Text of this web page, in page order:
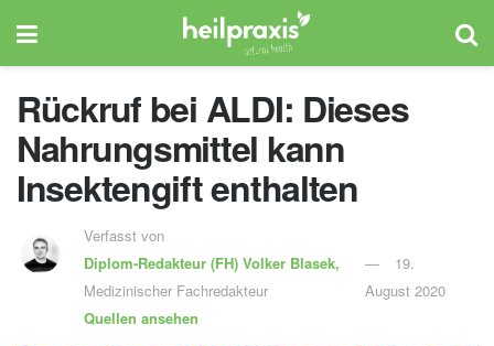
Rückruf bei ALDI: Dieses
Nahrungsmittel kann
Insektengift enthalten
Verfasst von
Diplom-Redakteur (FH)Volker Blasek,
Medizinischer Fachredakteur
Quellen ansehen
19.
August 2020